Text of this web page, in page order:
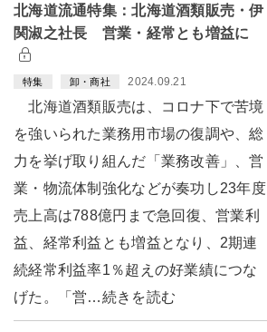
北海道流通特集：北海道酒類販売・伊
関淑之社長 営業・経常とも増益に
特集 卸・商社 2024.09.21
北海道酒類販売は、コロナ下で苦境
を強いられた業務用市場の復調や、総
力を挙げ取り組んだ「業務改善」、営
業・物流体制強化などが奏功し23年度
売上高は788億円まで急回復、営業利
益、経常利益とも増益となり、2期連
続経常利益率1％超えの好業績につな
げた。「営…続きを読む